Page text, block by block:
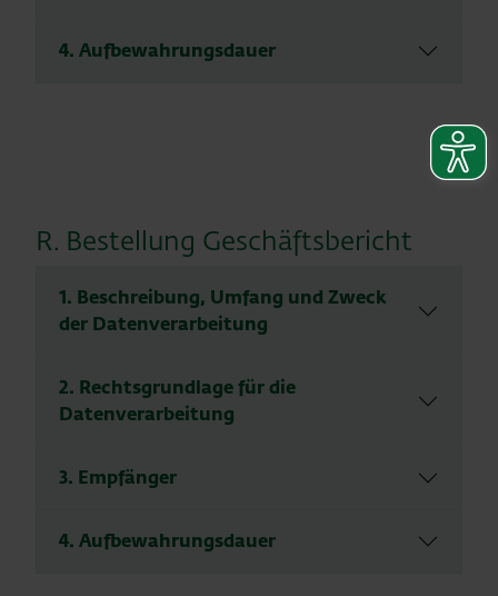
4. Aufbewahrungsdauer
R. Bestellung Geschäftsbericht
1. Beschreibung, Umfang und Zweck
der Datenverarbeitung
2. Rechtsgrundlage für die
Datenverarbeitung
3. Empfänger
4. Aufbewahrungsdauer